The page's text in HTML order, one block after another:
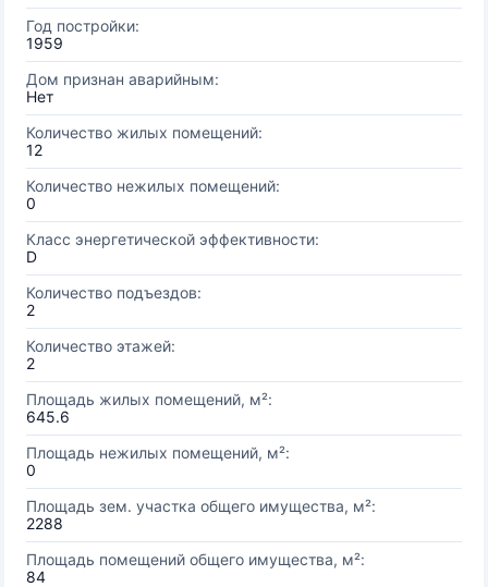
Год постройки:
1959
Дом признан аварийным:
Нет
Количество жилых помещений:
12
Количество нежилых помещений:
0
Класс энергетической эффективности:
D
Количество подъездов:
2
Количество этажей:
2
Площадь жилых помещений, м²:
645.6
Площадь нежилых помещений, м²:
0
Площадь зем. участка общего имущества, м²:
2288
Площадь помещений общего имущества, м²:
84